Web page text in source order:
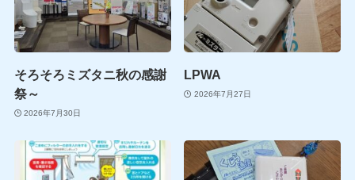
そろそろミズタニ秋の感謝
祭～
2026年7月30日
LPWA
2026年7月27日